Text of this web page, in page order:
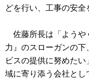
どを行い、工事の安全
佐藤所長は「ようや
力』のスローガンの
ビスの提供に努めた
域に寄り添う会社とし